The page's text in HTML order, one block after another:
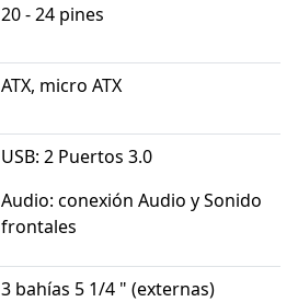
20 - 24 pines
ATX, micro ATX
USB: 2 Puertos 3.0
Audio: conexión Audio y Sonido
frontales
3 bahías 5 1/4 " (externas)